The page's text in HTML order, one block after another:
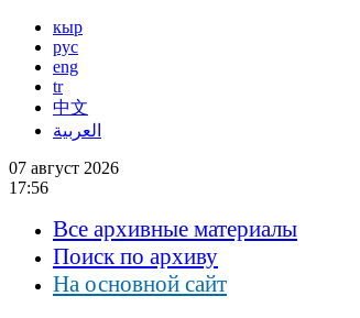
кыр
рус
eng
tr
中文
العربية
07 август 2026
17:56
Все архивные материалы
Поиск по архиву
На основной сайт